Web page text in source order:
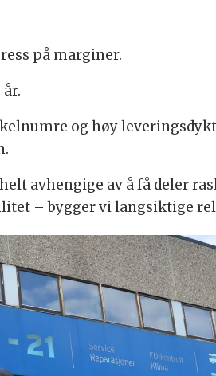
på marginer.
og høy
avhengige av å få deler
– bygger vi langsiktige